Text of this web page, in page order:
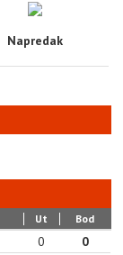
Napredak
Ut Bod
0
0